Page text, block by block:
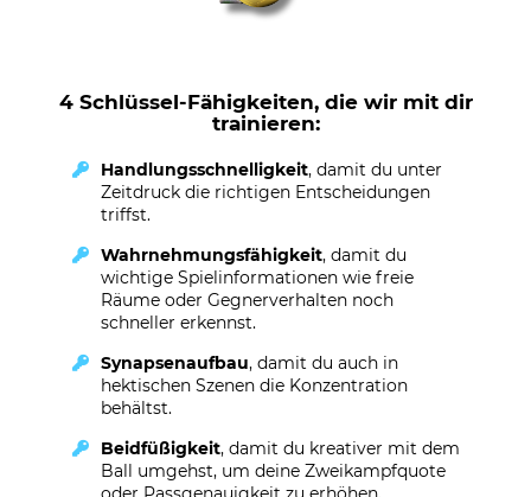
4 Schlüssel-Fähigkeiten, die wir mit dir
trainieren:
Handlungsschnelligkeit, damit du unter
Zeitdruck die richtigen Entscheidungen
triffst.
Wahrnehmungsfähigkeit, damit du
wichtige Spielinformationen wie freie
Räume oder Gegnerverhalten noch
schneller erkennst.
Synapsenaufbau, damit du auch in
hektischen Szenen die Konzentration
behältst.
Beidfüßigkeit, damit du kreativer mit dem
Ball umgehst, um deine Zweikampfquote